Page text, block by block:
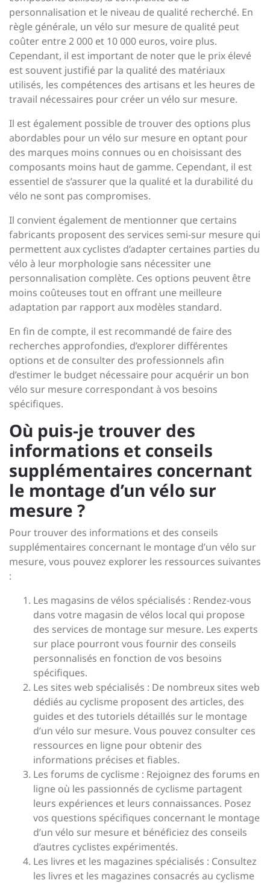
personnalisation et le niveau de qualité recherché. En
règle générale, un vélo sur mesure de qualité peut
coûter entre 2 000 et 10 000 euros, voire plus.
Cependant, il est important de noter que le prix élevé
est souvent justifié par la qualité des matériaux
utilisés, les compétences des artisans et les heures de
travail nécessaires pour créer un vélo sur mesure.
Il est également possible de trouver des options plus
abordables pour un vélo sur mesure en optant pour
des marques moins connues ou en choisissant des
composants moins haut de gamme. Cependant, il est
essentiel de s’assurer que la qualité et la durabilité du
vélo ne sont pas compromises.
Il convient également de mentionner que certains
fabricants proposent des services semi-sur mesure qui
permettent aux cyclistes d’adapter certaines parties du
vélo à leur morphologie sans nécessiter une
personnalisation complète. Ces options peuvent être
moins coûteuses tout en offrant une meilleure
adaptation par rapport aux modèles standard.
En fin de compte, il est recommandé de faire des
recherches approfondies, d’explorer différentes
options et de consulter des professionnels afin
d’estimer le budget nécessaire pour acquérir un bon
vélo sur mesure correspondant à vos besoins
spécifiques.
Où puis-je trouver des
informations et conseils
supplémentaires concernant
le montage d’un vélo sur
mesure ?
Pour trouver des informations et des conseils
supplémentaires concernant le montage d’un vélo sur
mesure, vous pouvez explorer les ressources suivantes
:
Les magasins de vélos spécialisés : Rendez-vous
dans votre magasin de vélos local qui propose
des services de montage sur mesure. Les experts
sur place pourront vous fournir des conseils
personnalisés en fonction de vos besoins
spécifiques.
Les sites web spécialisés : De nombreux sites web
dédiés au cyclisme proposent des articles, des
guides et des tutoriels détaillés sur le montage
d’un vélo sur mesure. Vous pouvez consulter ces
ressources en ligne pour obtenir des
informations précises et fiables.
Les forums de cyclisme : Rejoignez des forums en
ligne où les passionnés de cyclisme partagent
leurs expériences et leurs connaissances. Posez
vos questions spécifiques concernant le montage
d’un vélo sur mesure et bénéficiez des conseils
d’autres cyclistes expérimentés.
Les livres et les magazines spécialisés : Consultez
les livres et les magazines consacrés au cyclisme